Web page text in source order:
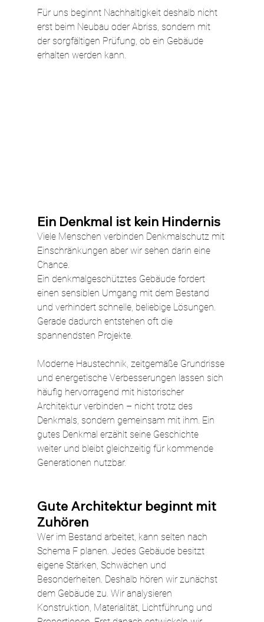
Für uns beginnt Nachhaltigkeit deshalb nicht
erst beim Neubau oder Abriss, sondern mit
der sorgfältigen Prüfung, ob ein Gebäude
erhalten werden kann.
Ein Denkmal ist kein Hindernis
Viele Menschen verbinden Denkmalschutz mit
Einschränkungen aber wir sehen darin eine
Chance.
Ein denkmalgeschütztes Gebäude fordert
einen sensiblen Umgang mit dem Bestand
und verhindert schnelle, beliebige Lösungen.
Gerade dadurch entstehen oft die
spannendsten Projekte.
Moderne Haustechnik, zeitgemäße Grundrisse
und energetische Verbesserungen lassen sich
häufig hervorragend mit historischer
Architektur verbinden – nicht trotz des
Denkmals, sondern gemeinsam mit ihm. Ein
gutes Denkmal erzählt seine Geschichte
weiter und bleibt gleichzeitig für kommende
Generationen nutzbar.
Gute Architektur beginnt mit
Zuhören
Wer im Bestand arbeitet, kann selten nach
Schema F planen. Jedes Gebäude besitzt
eigene Stärken, Schwächen und
Besonderheiten. Deshalb hören wir zunächst
dem Gebäude zu. Wir analysieren
Konstruktion, Materialität, Lichtführung und